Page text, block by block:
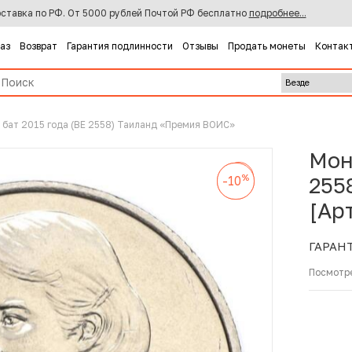
по РФ. От 5000 рублей Почтой РФ бесплатно подробнее...
Возврат Гарантия подлинности Отзывы Продать монеты
бат 2015 года (BE 2558) Таиланд «Премия ВОИС»
-10%
-10%
-10%